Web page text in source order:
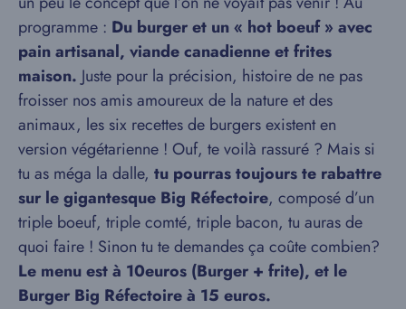
programme : Du burger et un « hot boeuf » avec
pain artisanal, viande canadienne et frites
maison. Juste pour la précision, histoire de ne pas
froisser nos amis amoureux de la nature et des
animaux, les six recettes de burgers existent en
version végétarienne ! Ouf, te voilà rassuré ? Mais si
tu as méga la dalle, tu pourras toujours te rabattre
sur le gigantesque Big Réfectoire, composé d’un
triple boeuf, triple comté, triple bacon, tu auras de
quoi faire ! Sinon tu te demandes ça coûte combien?
Le menu est à 10euros (Burger + frite), et le
Burger Big Réfectoire à 15 euros.